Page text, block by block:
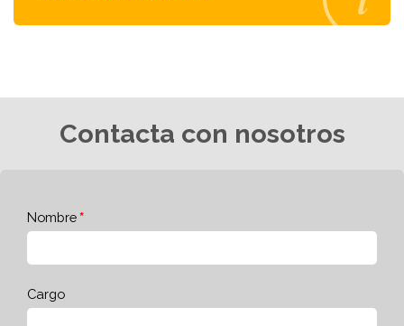
Contacta con nosotros
Nombre
Cargo